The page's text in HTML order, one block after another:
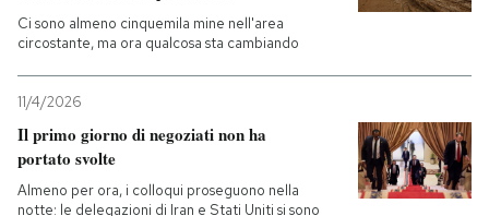
Ci sono almeno cinquemila mine nell'area
circostante, ma ora qualcosa sta cambiando
11/4/2026
Il primo giorno di negoziati non ha
portato svolte
Almeno per ora, i colloqui proseguono nella
notte: le delegazioni di Iran e Stati Uniti si sono